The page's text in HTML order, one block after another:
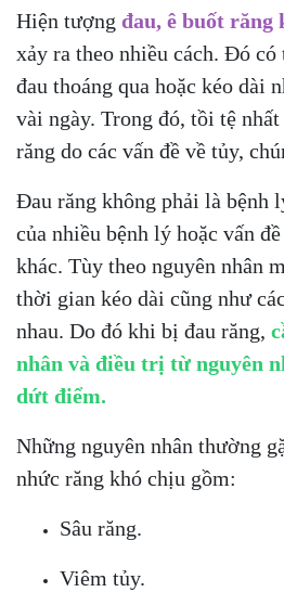
Hiện tượng đau, ê buốt răng
xảy ra theo nhiều cách. Đó
đau thoáng qua hoặc kéo dài
vài ngày. Trong đó, tồi tệ
răng do các vấn đề về tủy,
Đau răng không phải là bệnh
của nhiều bệnh lý hoặc vấn
khác. Tùy theo nguyên nhân
thời gian kéo dài cũng như
nhau. Do đó khi bị đau răng,
nhân và điều trị từ nguyên
dứt điểm.
Những nguyên nhân thường
nhức răng khó chịu gồm:
Sâu răng.
Viêm tủy.